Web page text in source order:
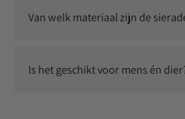
gepersonaliseerde sieraad de
Van welk materiaal zijn de
zoals 316L chirurgisch roestvrij staal
Is het geschikt voor mens én